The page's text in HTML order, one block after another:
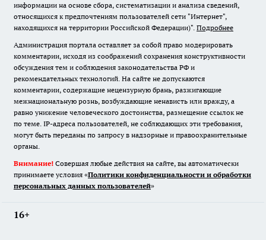
информации на основе сбора, систематизации и анализа сведений,
относящихся к предпочтениям пользователей сети "Интернет",
находящихся на территории Российской Федерации)". Подробнее
Администрация портала оставляет за собой право модерировать
комментарии, исходя из соображений сохранения конструктивности
обсуждения тем и соблюдения законодательства РФ и
рекомендательных технологий. На сайте не допускаются
комментарии, содержащие нецензурную брань, разжигающие
межнациональную рознь, возбуждающие ненависть или вражду, а
равно унижение человеческого достоинства, размещение ссылок не
по теме. IP-адреса пользователей, не соблюдающих эти требования,
могут быть переданы по запросу в надзорные и правоохранительные
органы.
Внимание! Совершая любые действия на сайте, вы автоматически
принимаете условия «Политики конфиденциальности и обработки
персональных данных пользователей»
16+